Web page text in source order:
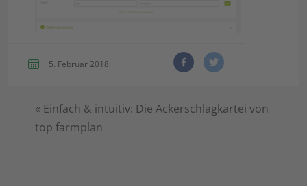
5. Februar 2018
« Einfach & intuitiv: Die Ackerschlagkartei von
top farmplan